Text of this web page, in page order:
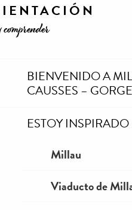
BIENVENIDO A
CAUSSES –
ESTOY INSPIRADO
Millau
Viaducto de